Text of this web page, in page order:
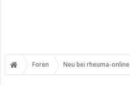
Foren Neu bei rheuma-online